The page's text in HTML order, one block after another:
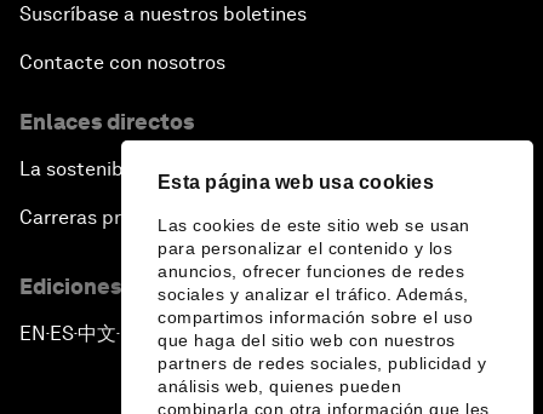
Esta página web usa cookies
Las cookies de este sitio web se usan
para personalizar el contenido y los
anuncios, ofrecer funciones de redes
sociales y analizar el tráfico. Además,
compartimos información sobre el uso
que haga del sitio web con nuestros
partners de redes sociales, publicidad y
análisis web, quienes pueden
combinarla con otra información que les
Suscríbase a nuestros boletines
Contacte con nosotros
Enlaces directos
La sostenibilidad en el Foro
Carreras profesionales
Ediciones en otros idiomas
EN ▪ES▪中文▪ 日本語